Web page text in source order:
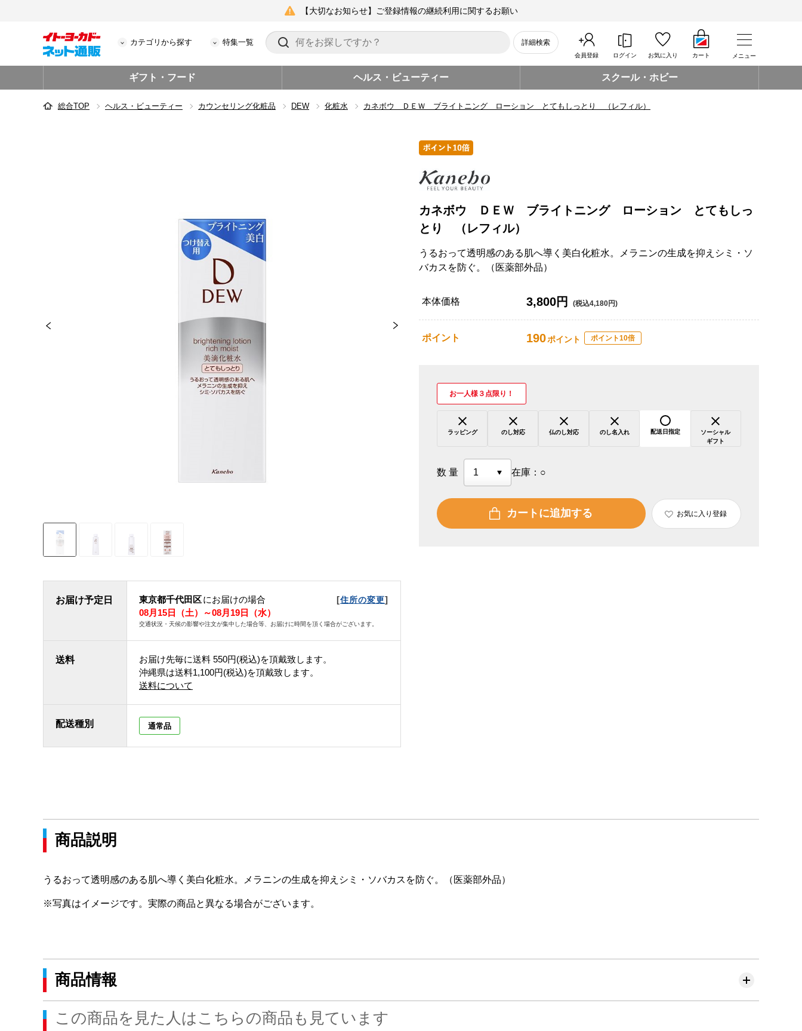
【大切なお知らせ】ご登録情報の継続利用に関するお願い
カテゴリから探す 特集一覧 詳細検索
会員登録 ログイン お気に入り カート メニュー
ギフト・フード ヘルス・ビューティー スクール・ホビー
総合TOP ヘルス・ビューティー カウンセリング化粧品 DEW 化粧水 カネボウ ＤＥＷ ブライトニング ローション とてもしっとり （レフィル）
お届け予定日 東京都千代田区にお届けの場合 [住所の変更]
08月15日（土）～08月19日（水）
交通状況・天候の影響や注文が集中した場合等、お届けに時間を頂く場合がございます。
送料 お届け先毎に送料 550円(税込)を頂戴致します。
沖縄県は送料1,100円(税込)を頂戴致します。
送料について
配送種別 通常品
カネボウ ＤＥＷ ブライトニング ローション とてもしっ
とり （レフィル）
うるおって透明感のある肌へ導く美白化粧水。メラニンの生成を抑えシミ・ソ
バカスを防ぐ。（医薬部外品）
本体価格 3,800円 (税込4,180円)
ポイント 190ポイント ポイント10倍
お一人様３点限り！
ラッピング のし対応 仏のし対応 のし名入れ 配送日指定
ソーシャル
ギフト
数量 在庫： ○
カートに追加する お気に入り登録
商品説明
うるおって透明感のある肌へ導く美白化粧水。メラニンの生成を抑えシミ・ソバカスを防ぐ。（医薬部外品）
※写真はイメージです。実際の商品と異なる場合がございます。
商品情報
この商品を見た人はこちらの商品も見ています